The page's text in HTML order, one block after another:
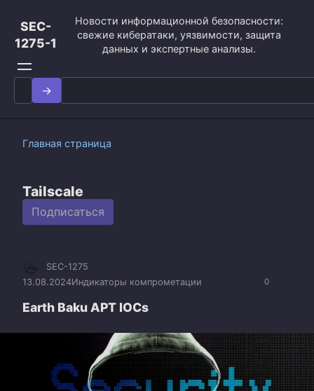
контенту
SEC-
1275-1
Новости информационной безопасности:
свежие кибератаки, уязвимости, защита
данных и экспертные анализы.
Search
for:
Главная страница
Tailscale
Подписаться
0
SEC-1275
13.08.2024Индикаторы компрометации
Earth Baku APT IOCs